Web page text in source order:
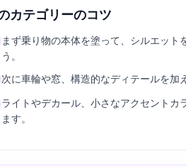
カテゴリーのコツ
まず乗り物の本体を塗って、シルエット
う。
次に車輪や窓、構造的なディテールを加
ライトやデカール、小さなアクセントカ
ます。